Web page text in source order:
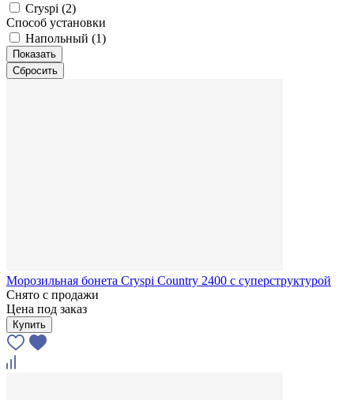
Cryspi (2)
Способ установки
Напольный (1)
Морозильная бонета Cryspi Country 2400 с суперструктурой
Снято с продажи
Цена под заказ
Купить